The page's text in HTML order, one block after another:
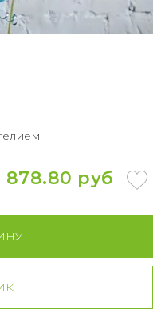
878.80 руб